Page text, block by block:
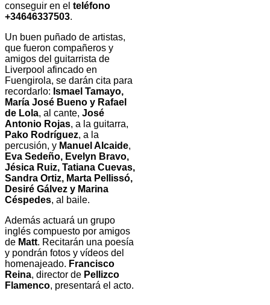
conseguir en el teléfono
+34646337503.
Un buen puñado de artistas,
que fueron compañeros y
amigos del guitarrista de
Liverpool afincado en
Fuengirola, se darán cita para
recordarlo: Ismael Tamayo,
María José Bueno y Rafael
de Lola, al cante, José
Antonio Rojas, a la guitarra,
Pako Rodríguez, a la
percusión, y Manuel Alcaide,
Eva Sedeño, Evelyn Bravo,
Jésica Ruiz, Tatiana Cuevas,
Sandra Ortiz, Marta Pellissó,
Desiré Gálvez y Marina
Céspedes, al baile.
Además actuará un grupo
inglés compuesto por amigos
de Matt. Recitarán una poesía
y pondrán fotos y vídeos del
homenajeado. Francisco
Reina, director de Pellizco
Flamenco, presentará el acto.